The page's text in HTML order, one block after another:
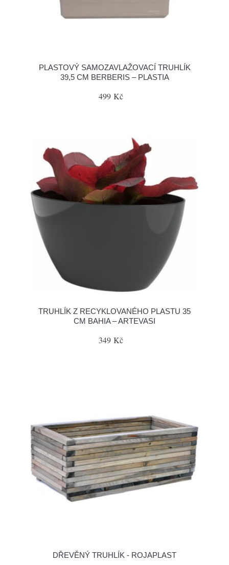
PLASTOVÝ SAMOZAVLAŽOVACÍ TRUHLÍK
39,5 CM BERBERIS – PLASTIA
499 Kč
TRUHLÍK Z RECYKLOVANÉHO PLASTU 35
CM BAHIA – ARTEVASI
349 Kč
DŘEVĚNÝ TRUHLÍK - ROJAPLAST